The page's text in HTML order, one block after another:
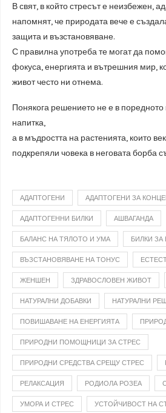
В свят, в който стресът е неизбежен,
напомнят, че природата вече е
защита и възстановяване.
С правилна употреба те могат да
фокуса, енергията и вътрешния мир,
живот често ни отнема.
Понякога решението не е в
напитка,
а в мъдростта на растенията, които
подкрепяли човека в неговата борба
АДАПТОГЕНИ АДАПТОГЕНИ ЗА
АДАПТОГЕННИ БИЛКИ АШВАГАНДА
БАЛАНС НА ТЯЛОТО И УМА БИЛКИ ЗА
ВЪЗСТАНОВЯВАНЕ НА ТОНУС
ЖЕНШЕН ЗДРАВОСЛОВЕН ЖИВОТ
НАТУРАЛНИ ДОБАВКИ НАТУРАЛНИ
ПОВИШАВАНЕ НА ЕНЕРГИЯТА
ПРИРОДНИ ПОМОЩНИЦИ ЗА СТРЕС
ПРИРОДНИ СРЕДСТВА СРЕЩУ СТРЕС
РЕЛАКСАЦИЯ РОДИОЛА РОЗЕА
УМОРА И СТРЕС УСТОЙЧИВОСТ НА